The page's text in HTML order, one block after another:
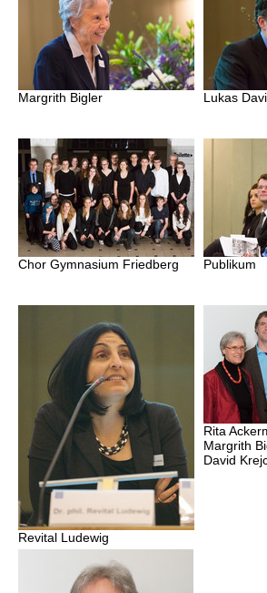
Margrith Bigler Lukas
Chor Gymnasium Friedberg Publikum
Revital Ludewig
Rita
Margrith
David